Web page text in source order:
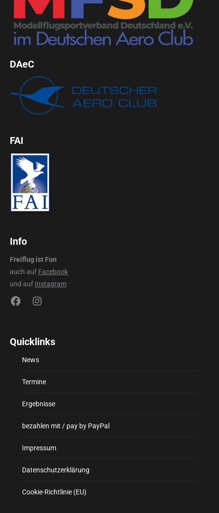
DAeC
FAI
Info
Freiflug ist Fun
auch auf Facebook
und auf Instagram
FacebookInstagram
Quicklinks
News
Termine
Ergebnisse
bezahlen mit / pay by PayPal
Impressum
Datenschutzerklärung
Cookie-Richtlinie (EU)